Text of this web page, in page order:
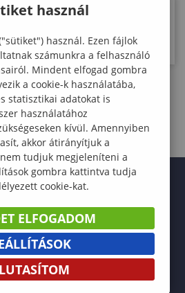
nemesnyár
3 4 5 ›
használ
használ. Ezen fájlok
számunkra a felhasználó
Mindent elfogad gombra
a cookie-k használatába,
statisztikai adatokat is
használatához
kívül. Amennyiben
akkor átirányítjuk a
tudjuk megjeleníteni a
gombra kattintva tudja
cookie-kat.
ELFOGADOM